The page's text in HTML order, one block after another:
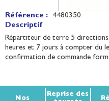
Référence :
4480350
Descriptif
Répartiteur de terre 5
heures et 7 jours à compter du
confirmation de commande
Nos
Reprise des